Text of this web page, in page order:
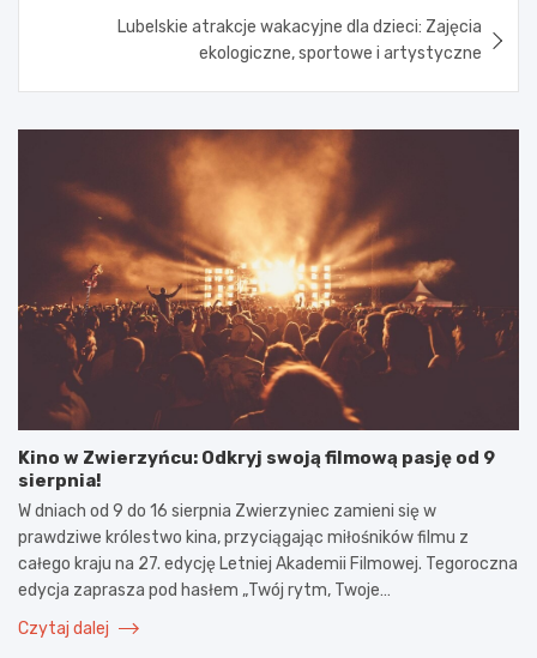
Lubelskie atrakcje wakacyjne dla dzieci: Zajęcia
ekologiczne, sportowe i artystyczne
Kino w Zwierzyńcu: Odkryj swoją filmową pasję od 9
sierpnia!
W dniach od 9 do 16 sierpnia Zwierzyniec zamieni się w
prawdziwe królestwo kina, przyciągając miłośników filmu z
całego kraju na 27. edycję Letniej Akademii Filmowej. Tegoroczna
edycja zaprasza pod hasłem „Twój rytm, Twoje…
Czytaj dalej